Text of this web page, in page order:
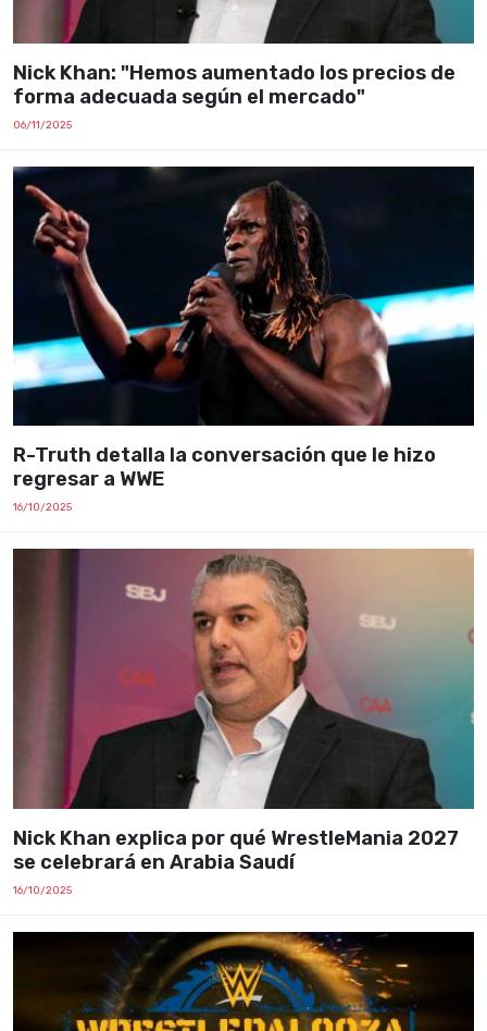
Nick Khan: "Hemos aumentado los precios de
forma adecuada según el mercado"
06/11/2025
R-Truth detalla la conversación que le hizo
regresar a WWE
16/10/2025
Nick Khan explica por qué WrestleMania 2027
se celebrará en Arabia Saudí
16/10/2025